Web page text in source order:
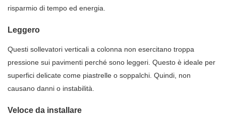
risparmio di tempo ed energia.
Leggero
Questi sollevatori verticali a colonna non esercitano troppa
pressione sui pavimenti perché sono leggeri. Questo è ideale per
superfici delicate come piastrelle o soppalchi. Quindi, non
causano danni o instabilità.
Veloce da installare